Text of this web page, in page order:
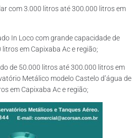
com 3.000 litros até 300.000 litros em
In Loco com grande capacidade de
em Capixaba Ac e região;
de 50.000 litros até 300.000 litros em
Metálico modelo Castelo d’água de
em Capixaba Ac e região;